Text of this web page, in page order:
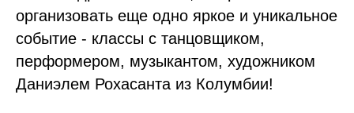
организовать еще одно яркое и уникальное
событие - классы с танцовщиком,
перформером, музыкантом, художником
Даниэлем Рохасанта из Колумбии!